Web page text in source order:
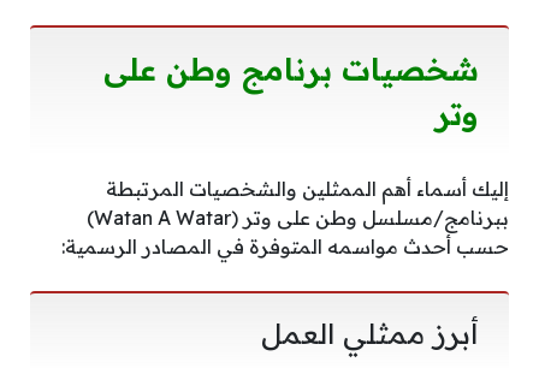
شخصيات برنامج وطن على
وتر
إليك أسماء أهم الممثلين والشخصيات المرتبطة
ببرنامج/مسلسل وطن على وتر (Watan A Watar)
حسب أحدث مواسمه المتوفرة في المصادر الرسمية:
أبرز ممثلي العمل